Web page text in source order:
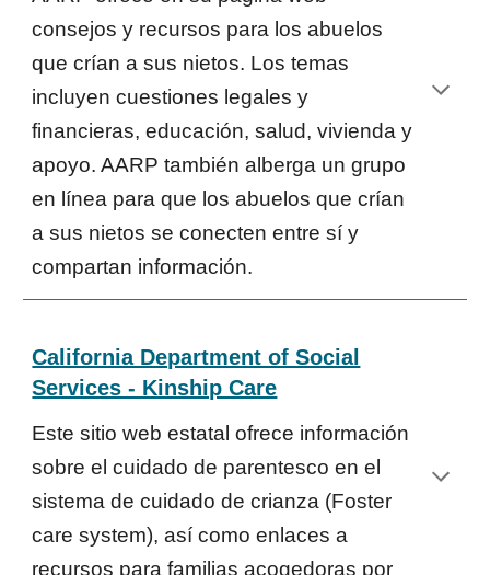
consejos y recursos para los abuelos
que crían a sus nietos. Los temas
incluyen cuestiones legales y
financieras, educación, salud, vivienda y
apoyo. AARP también alberga un grupo
en línea para que los abuelos que crían
a sus nietos se conecten entre sí y
compartan información.
California Department of Social
Services - Kinship Care
Este sitio web estatal ofrece información
sobre el cuidado de parentesco en el
sistema de cuidado de crianza (Foster
care system), así como enlaces a
recursos para familias acogedoras por